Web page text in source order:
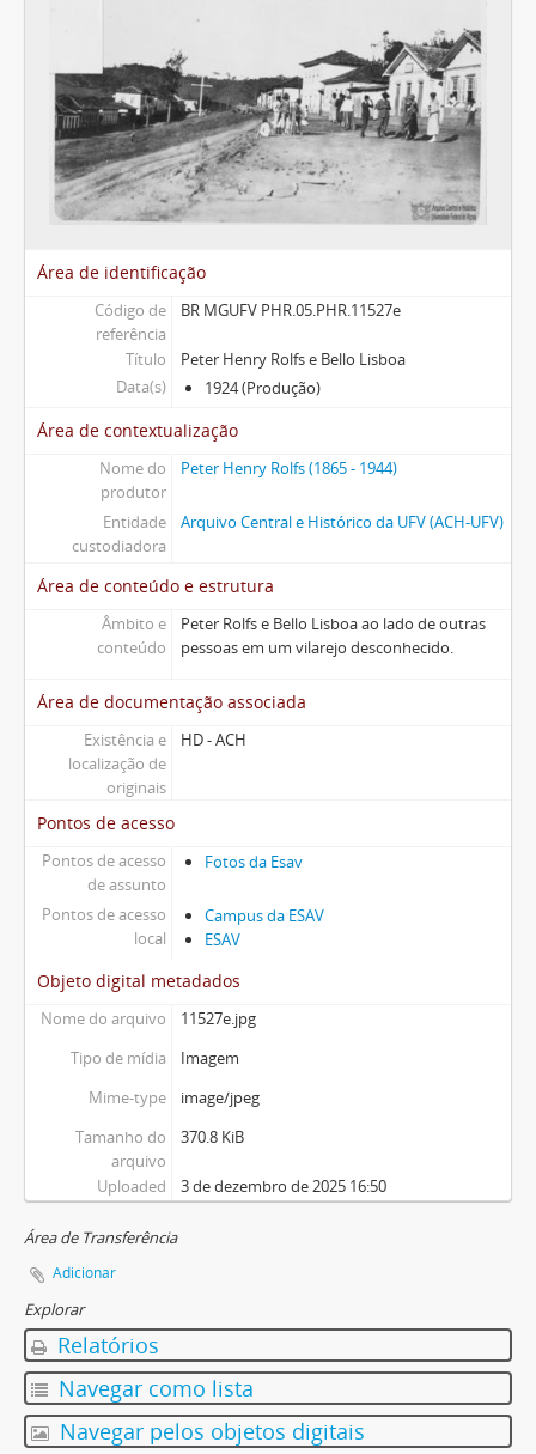
Área de identificação
Código de
referência
BR MGUFV PHR.05.PHR.11527e
Título
Peter Henry Rolfs e Bello Lisboa
Data(s)
1924 (Produção)
Área de contextualização
Nome do
produtor
Peter Henry Rolfs (1865 - 1944)
Entidade
custodiadora
Arquivo Central e Histórico da UFV (ACH-UFV)
Área de conteúdo e estrutura
Âmbito e
conteúdo
Peter Rolfs e Bello Lisboa ao lado de outras
pessoas em um vilarejo desconhecido.
Área de documentação associada
Existência e
localização de
originais
HD - ACH
Pontos de acesso
Pontos de acesso
de assunto
Fotos da Esav
Pontos de acesso
local
Campus da ESAV
ESAV
Objeto digital metadados
Nome do arquivo
11527e.jpg
Tipo de mídia
Imagem
Mime-type
image/jpeg
Tamanho do
arquivo
370.8 KiB
Uploaded 3 de dezembro de 2025 16:50
Área de Transferência
Adicionar
Explorar
Relatórios
Navegar como lista
Navegar pelos objetos digitais